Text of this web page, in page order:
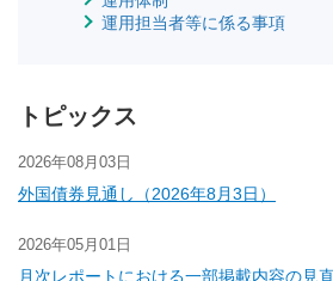
運用担当者等に係る事項
トピックス
2026年08月03日
外国債券見通し（2026年8月3日）
2026年05月01日
月次レポートにおける一部掲載内容の見